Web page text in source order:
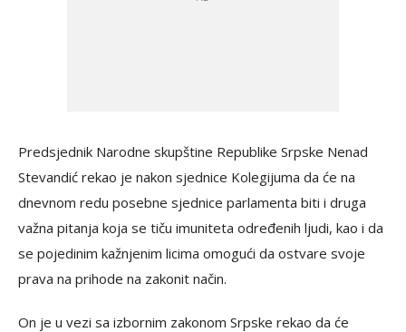
Predsjednik Narodne skupštine Republike Srpske Nenad
Stevandić rekao je nakon sjednice Kolegijuma da će na
dnevnom redu posebne sjednice parlamenta biti i druga
važna pitanja koja se tiču imuniteta određenih ljudi, kao i da
se pojedinim kažnjenim licima omogući da ostvare svoje
prava na prihode na zakonit način.
On je u vezi sa izbornim zakonom Srpske rekao da će